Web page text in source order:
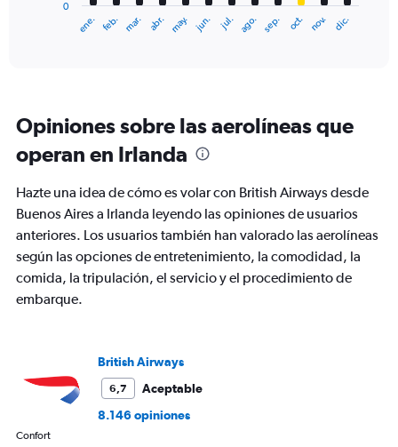
categories.
chart
1
Y
axis
values.
Range:
0
ene. feb. mar. abr. may. jun. jul. ago. sep. oct. nov. dic.
0
Opiniones sobre las aerolíneas que
operan en Irlanda
Hazte una idea de cómo es volar con British Airways desde
Buenos Aires a Irlanda leyendo las opiniones de usuarios
anteriores. Los usuarios también han valorado las aerolíneas
según las opciones de entretenimiento, la comodidad, la
comida, la tripulación, el servicio y el procedimiento de
embarque.
British Airways
6,7
Aceptable
8.146 opiniones
Confort